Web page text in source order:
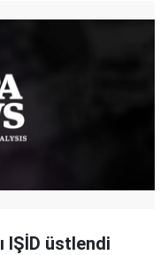
IŞİD üstlendi